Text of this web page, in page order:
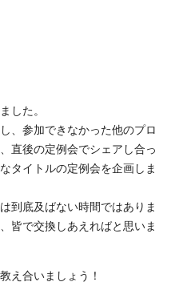
した。
、参加できなかった他のプロ
直後の定例会でシェアし合っ
タイトルの定例会を企画しま
到底及ばない時間ではありま
皆で交換しあえればと思いま
え合いましょう！